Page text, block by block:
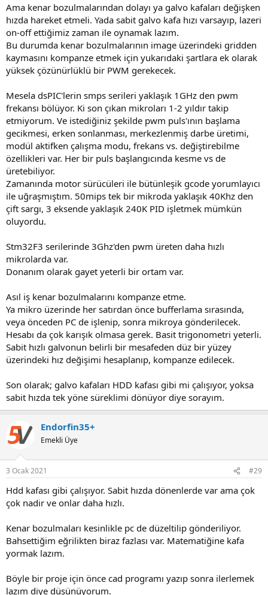
Ama kenar bozulmalarından dolayı ya galvo kafaları değişken
hızda hareket etmeli. Yada sabit galvo kafa hızı varsayıp, lazeri
on-off ettiğimiz zaman ile oynamak lazım.
Bu durumda kenar bozulmalarının image üzerindeki gridden
kaymasını kompanze etmek için yukarıdaki şartlara ek olarak
yüksek çözünürlüklü bir PWM gerekecek.
Mesela dsPIC'lerin smps serileri yaklaşık 1GHz den pwm
frekansı bölüyor. Ki son çıkan mikroları 1-2 yıldır takip
etmiyorum. Ve istediğiniz şekilde pwm puls'ının başlama
gecikmesi, erken sonlanması, merkezlenmiş darbe üretimi,
modül aktifken çalışma modu, frekans vs. değiştirebilme
özellikleri var. Her bir puls başlangıcında kesme vs de
üretebiliyor.
Zamanında motor sürücüleri ile bütünleşik gcode yorumlayıcı
ile uğraşmıştım. 50mips tek bir mikroda yaklaşık 40Khz den
çift sargı, 3 eksende yaklaşık 240K PID işletmek mümkün
oluyordu.
Stm32F3 serilerinde 3Ghz'den pwm üreten daha hızlı
mikrolarda var.
Donanım olarak gayet yeterli bir ortam var.
Asıl iş kenar bozulmalarını kompanze etme.
Ya mikro üzerinde her satırdan önce bufferlama sırasında,
veya önceden PC de işlenip, sonra mikroya gönderilecek.
Hesabı da çok karışık olmasa gerek. Basit trigonometri yeterli.
Sabit hızlı galvonun belirli bir mesafeden düz bir yüzey
üzerindeki hız değişimi hesaplanıp, kompanze edilecek.
Son olarak; galvo kafaları HDD kafası gibi mi çalışıyor, yoksa
sabit hızda tek yöne süreklimi dönüyor diye sorayım.
Endorfin35+
Emekli Üye
3 Ocak 2021 #29
Hdd kafası gibi çalışıyor. Sabit hızda dönenlerde var ama çok
çok nadir ve onlar daha hızlı.
Kenar bozulmaları kesinlikle pc de düzeltilip gönderiliyor.
Bahsettiğim eğrilikten biraz fazlası var. Matematiğine kafa
yormak lazım.
Böyle bir proje için önce cad programı yazıp sonra ilerlemek
lazım diye düşünüyorum.